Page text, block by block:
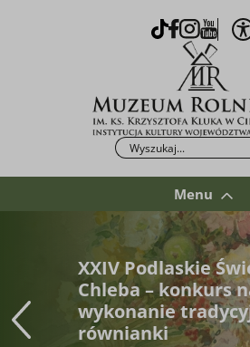
TikTok
Facebook
Po kliknięciu
Menu
XXIV Podlaskie
Chleba – konkurs
wykonanie
równianki